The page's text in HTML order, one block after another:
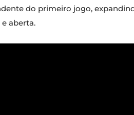
do primeiro jogo,
aberta.